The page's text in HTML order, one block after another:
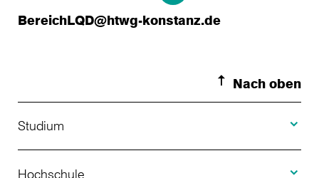
BereichLQD@htwg-konstanz.de
Nach oben
Studium
Studienangebot
Hochschule